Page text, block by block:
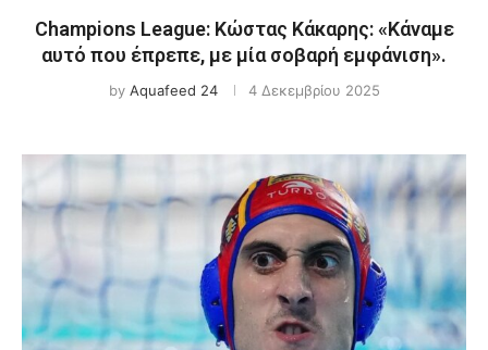
Champions League: Κώστας Κάκαρης: «Κάναμε
αυτό που έπρεπε, με μία σοβαρή εμφάνιση».
by Aquafeed 24 4 Δεκεμβρίου 2025